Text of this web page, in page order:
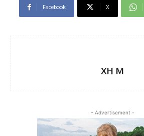
Facebook X
XH M
- Advertisement -